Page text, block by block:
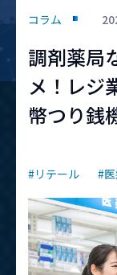
プレゼンテ
イベント
取り組み
資料ダウンロ
コラム
調剤薬局
メ！レジ
幣つり銭
#リテール #